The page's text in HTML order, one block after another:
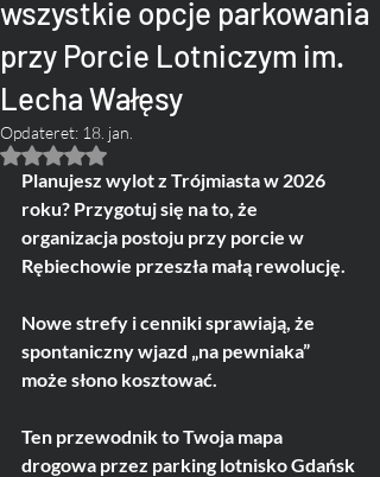
wszystkie opcje parkowania
przy Porcie Lotniczym im.
Lecha Wałęsy
Opdateret: 18. jan.
Bedømt til NaN ud af 5 stjerner.
Planujesz wylot z Trójmiasta w 2026
roku? Przygotuj się na to, że
organizacja postoju przy porcie w
Rębiechowie przeszła małą rewolucję.
Nowe strefy i cenniki sprawiają, że
spontaniczny wjazd „na pewniaka”
może słono kosztować.
Ten przewodnik to Twoja mapa
drogowa przez parking lotnisko Gdańsk